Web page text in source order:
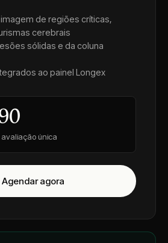
de regiões críticas,
cerebrais
sólidas e da coluna
ao painel Longex
avaliação única
Agendar agora